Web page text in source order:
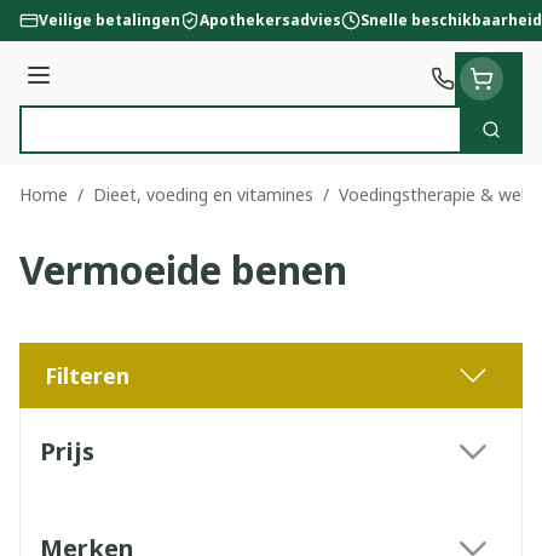
Ga naar de inhoud
Veilige betalingen Apothekersadvies Snelle beschikbaarheid
Menu
Zoek
Home / Dieet, voeding en vitamines / Voedingstherapie &
Vermoeide benen
Filteren
Prijs
Merken